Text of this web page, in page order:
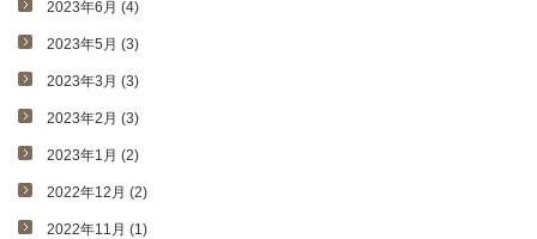
2023年6月 (4)
2023年5月 (3)
2023年3月 (3)
2023年2月 (3)
2023年1月 (2)
2022年12月 (2)
2022年11月 (1)